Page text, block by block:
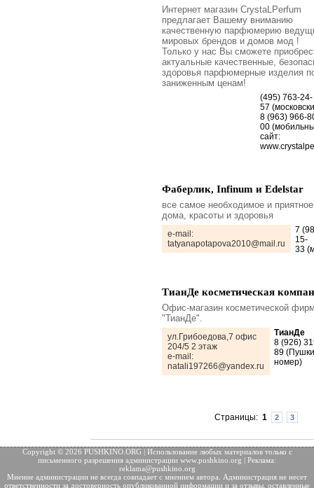
Интернет магазин CrystaLPerfum
предлагает Вашему вниманию
качественную парфюмерию
мировых брендов и домов мод !
Только у нас Вы сможете
актуальные качественные,
здоровья парфюмерные изделия
заниженным ценам!
(495) 763-24-
57
8 (963) 966-
00
сайт:
Фаберлик, Infinum и Edelstar
все самое необходимое и
дома, красоты и здоровья
e-mail:
tatyanapotapova2010@mail.ru
7
15-
33
ТианДе косметическая
Офис-магазин косметической
"ТианДе".
ул.Грибоедова,7 офис
204/5 2 этаж
e-mail:
natali197266@yandex.ru
ТианДе
8 (926)
89
номер)
Страницы: 1 2 3
Copyright © 2026 PUSHKINO.ORG | Использование любых материалов только с
письменного разрешения администрации www.pushkino.org | Реклама:
reklama@pushkino.org
Мнение администрации не всегда совпадает с мнением автора. Администрация не несет
ответственности за достоверность опубликованной информации и за отзывы, оставленные